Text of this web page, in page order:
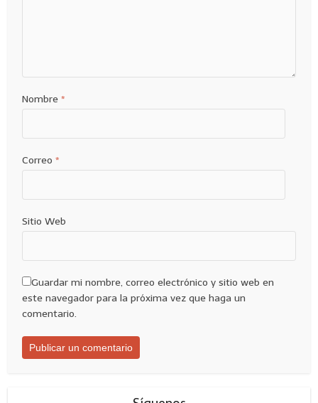
Nombre *
Correo *
Sitio Web
Guardar mi nombre, correo electrónico y sitio web en
este navegador para la próxima vez que haga un
comentario.